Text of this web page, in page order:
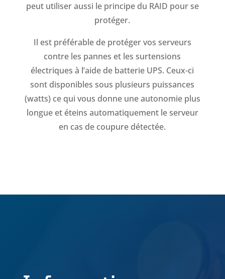
peut utiliser aussi le principe du RAID pour se
protéger.
Il est préférable de protéger vos serveurs
contre les pannes et les surtensions
électriques à l’aide de batterie UPS. Ceux-ci
sont disponibles sous plusieurs puissances
(watts) ce qui vous donne une autonomie plus
longue et éteins automatiquement le serveur
en cas de coupure détectée.